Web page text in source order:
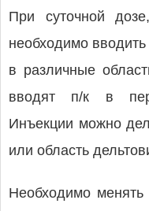
При суточной
необходимо
в различные
вводят п/к в
Инъекции можно
или область
Необходимо